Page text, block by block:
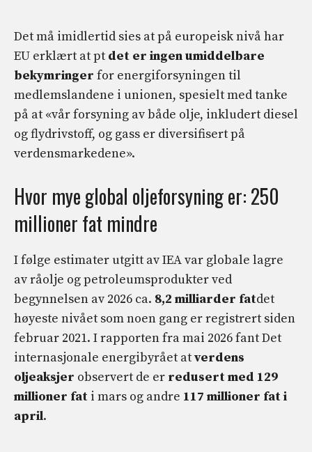
Det må imidlertid sies at på europeisk nivå har
EU erklært at pt det er ingen umiddelbare
bekymringer for energiforsyningen til
medlemslandene i unionen, spesielt med tanke
på at «vår forsyning av både olje, inkludert diesel
og flydrivstoff, og gass er diversifisert på
verdensmarkedene».
Hvor mye global oljeforsyning er: 250
millioner fat mindre
I følge estimater utgitt av IEA var globale lagre
av råolje og petroleumsprodukter ved
begynnelsen av 2026 ca. 8,2 milliarder fatdet
høyeste nivået som noen gang er registrert siden
februar 2021. I rapporten fra mai 2026 fant Det
internasjonale energibyrået atverdens
oljeaksjer observert de er redusert med 129
millioner fat i mars og andre 117 millioner fat i
april.